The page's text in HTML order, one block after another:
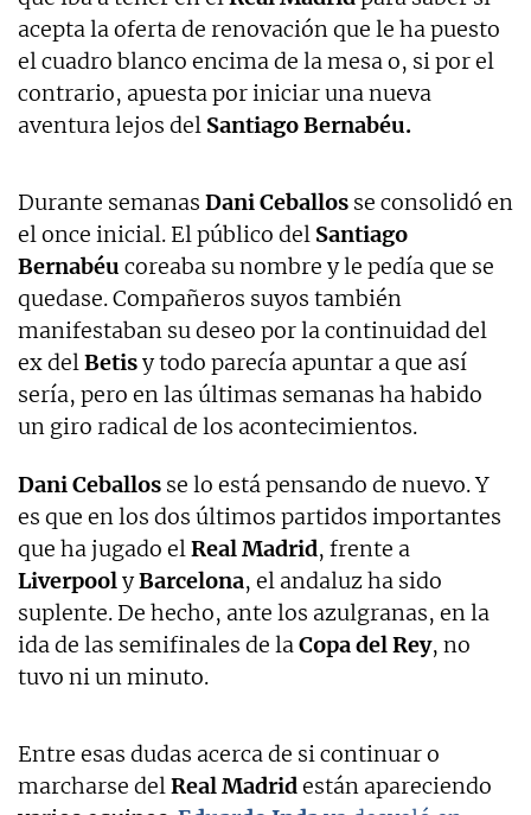
acepta la oferta de renovación que le ha puesto
el cuadro blanco encima de la mesa o, si por el
contrario, apuesta por iniciar una nueva
aventura lejos del Santiago Bernabéu.
Durante semanas Dani Ceballos se consolidó en
el once inicial. El público del Santiago
Bernabéu coreaba su nombre y le pedía que se
quedase. Compañeros suyos también
manifestaban su deseo por la continuidad del
ex delBetisy todo parecía apuntar a que así
sería, pero en las últimas semanas ha habido
un giro radical de los acontecimientos.
Dani Ceballos se lo está pensando de nuevo. Y
es que en los dos últimos partidos importantes
que ha jugado elReal Madrid, frente a
LiverpoolyBarcelona, el andaluz ha sido
suplente. De hecho, ante los azulgranas, en la
ida de las semifinales de laCopa del Rey, no
tuvo ni un minuto.
Entre esas dudas acerca de si continuar o
marcharse delReal Madridestán apareciendo